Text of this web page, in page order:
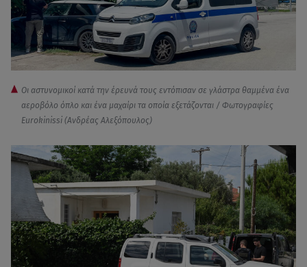
Οι αστυνομικοί κατά την έρευνά τους εντόπισαν σε γλάστρα θαμμένα ένα
αεροβόλο όπλο και ένα μαχαίρι τα οποία εξετάζονται / Φωτογραφίες
Eurokinissi (Ανδρέας Αλεξόπουλος)